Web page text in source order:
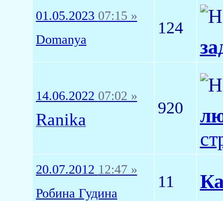
01.05.2023 07:15 »
Domanya
124
14.06.2022 07:02 »
Ranika
920
20.07.2012 12:47 »
Робина Гудина
11